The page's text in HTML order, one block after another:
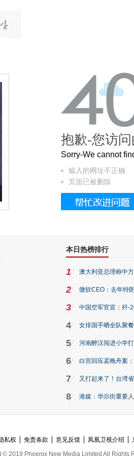
这个3.2米的长卷，还原了600岁的紫禁城
抱歉-您访问
Sorry-We cannot
输入的网址不正确
页面已被删除
本日热榜排行
1 澳大利亚总理称中
2 微软CEO：去年特
3 中国空军官宣：歼-
4 女排国手晒全队聚
5 河南醉汉闯进小学
6 白宫回应孟晚舟案
7 又打起来了！台湾
8 港媒：华尔街重要
私权 免责条款 意见反馈 凤凰卫视介绍
© 2019 Phoenix New Media Limited All Rights